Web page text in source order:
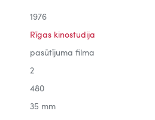
1976
Rīgas kinostudija
pasūtījuma filma
2
480
35 mm